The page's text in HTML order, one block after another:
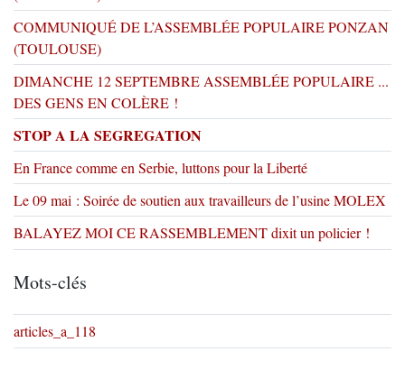
COMMUNIQUÉ DE L’ASSEMBLÉE POPULAIRE PONZAN
(TOULOUSE)
DIMANCHE 12 SEPTEMBRE ASSEMBLÉE POPULAIRE ...
DES GENS EN COLÈRE !
STOP A LA SEGREGATION
En France comme en Serbie, luttons pour la Liberté
Le 09 mai : Soirée de soutien aux travailleurs de l’usine MOLEX
BALAYEZ MOI CE RASSEMBLEMENT dixit un policier !
Mots-clés
articles_a_118